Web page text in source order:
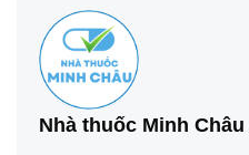
Nhà thuốc Minh Châu